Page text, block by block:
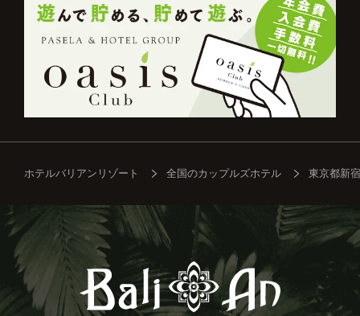
ホテルバリアンリゾート 全国のカップルズホテル 東京都新